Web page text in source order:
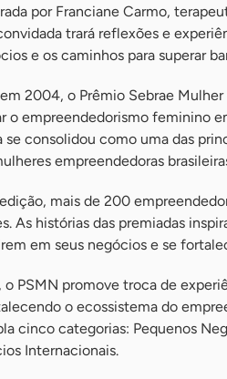
por Franciane Carmo,
trará reflexões e
e os caminhos para superar
2004, o Prêmio Sebrae
o empreendedorismo feminino
se consolidou como uma das
empreendedoras
mais de 200
As histórias das premiadas
em seus negócios e se
PSMN promove troca de
o ecossistema do
cinco categorias: Pequenos
Internacionais.